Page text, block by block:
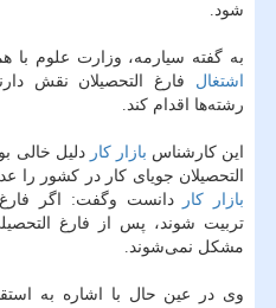
شود.
به گفته سیارمه، وزارت علوم با
اشتغال فارغ التحصیلان نقش
رشته‌ها اقدام كند.
این كارشناس بازار كار دلیل خالی
التحصیلان جویای كار در كشور را
بازار كار
دانست وگفت: اگر فارغ
تربیت شوند، پس از فارغ
مشكل نمی‌شوند.
وی در عین حال با اشاره به